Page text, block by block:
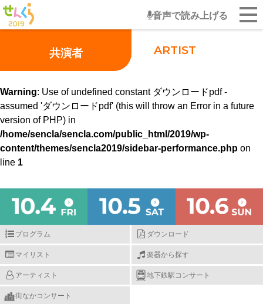
音声で読み上げる
共演者
Warning: Use of undefined constant ダウンロードpdf -
assumed 'ダウンロードpdf' (this will throw an Error in a future
version of PHP) in
/home/sencla/sencla.com/public_html/2019/wp-
content/themes/sencla2019/sidebar-performance.php on
line 1
プログラム ダウンロード
マイリスト 楽器から探す
アーティスト 地下鉄駅 コンサート
街なかコンサート